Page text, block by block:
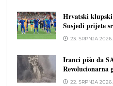
Hrvatski
Susjedi prijete
23. SRPNJA 2026.
Iranci pišu da
Revolucionarna
22. SRPNJA 2026.